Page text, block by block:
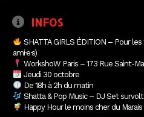
INFOS
SHATTA GIRLS ÉDITION – Pour
ami·e·s)
WorkshoW Paris – 173 Rue Saint-
Jeudi 30 octobre
De 18h à 2h du matin
Shatta & Pop Music – DJ Set
Happy Hour le moins cher du Marais